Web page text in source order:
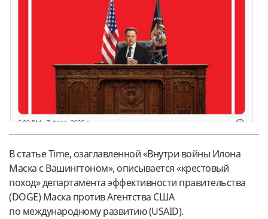
В статье Time, озаглавленной «Внутри войны Илона
Маска с Вашингтоном», описывается «крестовый
поход» департамента эффективности правительства
(DOGE) Маска против Агентства США
по международному развитию (USAID).